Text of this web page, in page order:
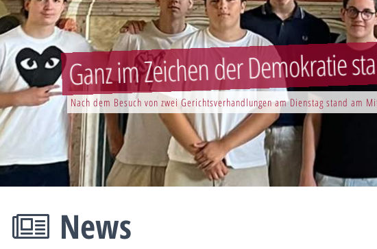
Nach dem Besuch von zwei Gerichtsverhandlungen am Dienstag stand am
Ganz im Zeichen der Demokratie
News